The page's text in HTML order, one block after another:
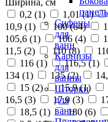
панель
Сифоны
для
ванн
Карнизы
для
ванны
Шторки
для
ванн
0,2 (1) 1,01 (1)
10,9 (1) 100 (64)
105,6 (1) 106 (4)
11,5 (2) 110 (8)
116 (1) 116,5 (1)
134 (1) 135 (2)
15 (2) 15,9 (1)
16,5 (3) 17,9 (3)
18,5 (1) 180 (6)